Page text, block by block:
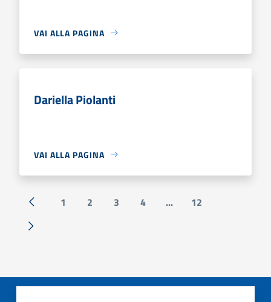
VAI ALLA PAGINA
Dariella Piolanti
VAI ALLA PAGINA
« Precedente
1 2 3 4 ... 12
Successiva »